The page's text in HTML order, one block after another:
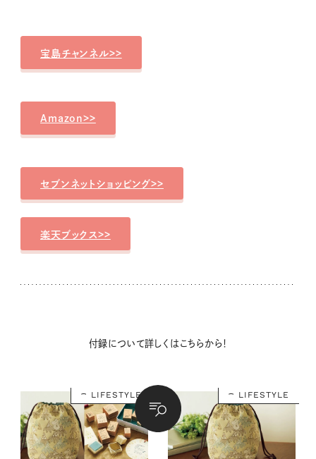
宝島チャンネル>>
Amazon>>
セブンネットショッピング>>
楽天ブックス>>
付録について詳しくはこちらから！
LIFESTYLE LIFESTYLE